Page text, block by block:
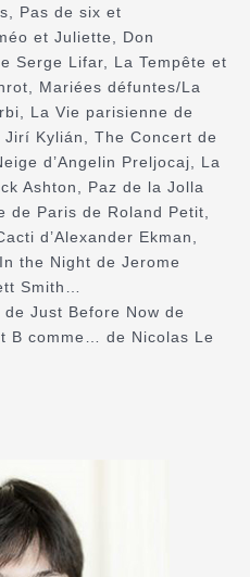
Pas de six et
et Juliette, Don
Serge Lifar, La Tempête et
Mariées défuntes/La
La Vie parisienne de
Kylián, The Concert de
d’Angelin Preljocaj, La
Ashton, Paz de la Jolla
de Paris de Roland Petit,
d’Alexander Ekman,
the Night de Jerome
Smith…
Just Before Now de
B comme… de Nicolas Le